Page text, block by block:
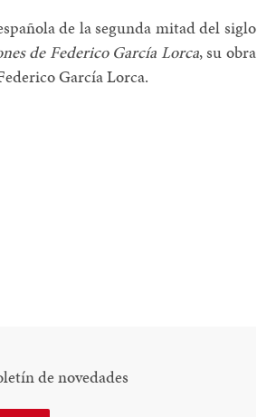
de la segunda mitad del siglo
de Federico García Lorca, su obra
García Lorca.
de novedades